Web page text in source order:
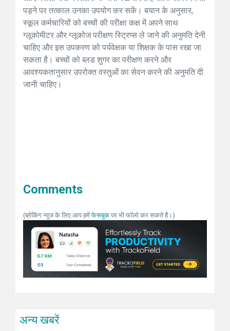
पड़ने पर तत्काल उनका उपयोग कर सकें। बयान के अनुसार,
स्कूल कर्मचारियों को बच्चों की परीक्षा कक्ष में अपने साथ
ग्लूकोमीटर और ग्लूकोज परीक्षण स्टि्रप्स ले जाने की अनुमति देनी
चाहिए और इस उपकरण को पर्यवेक्षक या शिक्षक के पास रखा जा
सकता है। बच्चों को ब्लड शुगर का परीक्षण करने और
आवश्यकतानुसार उपरोक्त वस्तुओं का सेवन करने की अनुमति दी
जानी चाहिए।
Comments
(ब्रेकिंग न्यूज के लिए आप हमेंफेसबुक पर भी फॉलो कर सकते हैं।)
अन्य खबरें